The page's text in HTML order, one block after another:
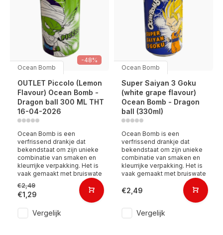
-48%
Ocean Bomb
OUTLET Piccolo (Lemon
Flavour) Ocean Bomb -
Dragon ball 300 ML THT
16-04-2026
Ocean Bomb is een
verfrissend drankje dat
bekendstaat om zijn unieke
combinatie van smaken en
kleurrijke verpakking. Het is
vaak gemaakt met bruiswate
€2,49
€1,29
Vergelijk
Ocean Bomb
Super Saiyan 3 Goku
(white grape flavour)
Ocean Bomb - Dragon
ball (330ml)
Ocean Bomb is een
verfrissend drankje dat
bekendstaat om zijn unieke
combinatie van smaken en
kleurrijke verpakking. Het is
vaak gemaakt met bruiswate
€2,49
Vergelijk